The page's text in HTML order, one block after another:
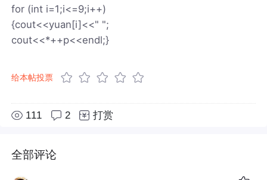
for (int i=1;i<=9;i++)
{cout<<yuan[i]<<" ";
cout<<*++p<<endl;}
给本帖投票
111 2 打赏
全部评论